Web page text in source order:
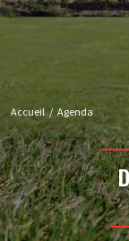
Accueil Agenda